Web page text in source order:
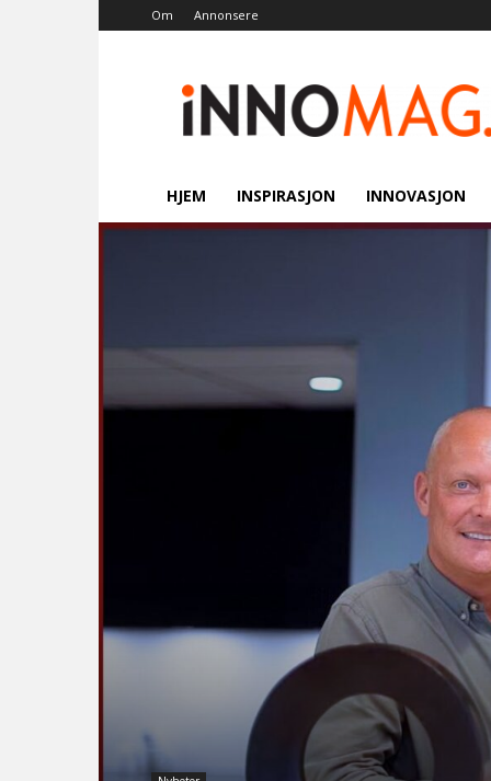
Om Annonsere
HJEM INSPIRASJON INNOVASJON